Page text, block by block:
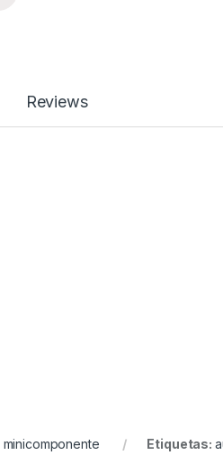
Reviews
minicomponente Etiquetas: